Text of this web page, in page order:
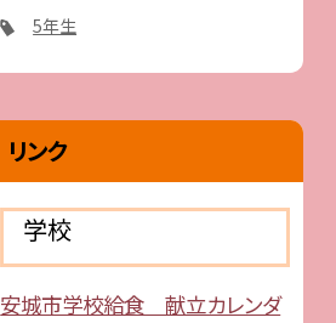
5年生
リンク
学校
安城市学校給食 献立カレンダ